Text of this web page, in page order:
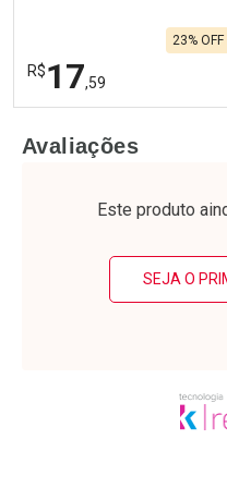
R$17,59
23% OFF
Laboratório
Por Menos
Avaliações
Este produto
SEJA O